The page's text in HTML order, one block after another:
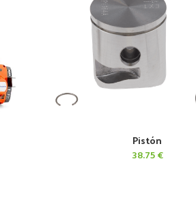
AÑADIR AL CARRITO
Pistón
38.75€